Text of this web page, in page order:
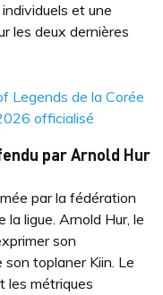
et une
les deux dernières
Legends de la Corée
officialisé
par Arnold Hur
par la fédération
ligue. Arnold Hur, le
son
toplaner Kiin. Le
les métriques